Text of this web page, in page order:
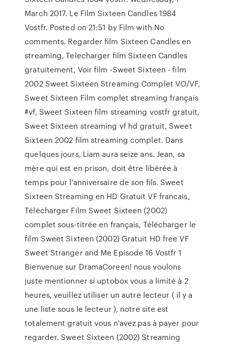
March 2017. Le Film Sixteen Candles 1984
Vostfr. Posted on 21:51 by Film with No
comments. Regarder film Sixteen Candles en
streaming, Telecharger film Sixteen Candles
gratuitement, Voir film -Sweet Sixteen - film
2002 Sweet Sixteen Streaming Complet VO/VF,
Sweet Sixteen Film complet streaming français
#vf, Sweet Sixteen film streaming vostfr gratuit,
Sweet Sixteen streaming vf hd gratuit, Sweet
Sixteen 2002 film streaming complet. Dans
quelques jours, Liam aura seize ans. Jean, sa
mère qui est en prison, doit être libérée à
temps pour l'anniversaire de son fils. Sweet
Sixteen Streaming en HD Gratuit VF francais,
Télécharger Film Sweet Sixteen (2002)
complet sous-titrée en français, Télécharger le
film Sweet Sixteen (2002) Gratuit HD free VF
Sweet Stranger and Me Episode 16 Vostfr 1
Bienvenue sur DramaCoreen! nous voulons
juste mentionner si uptobox vous a limité à 2
heures, veuillez utiliser un autre lecteur ( il y a
une liste sous le lecteur ), notre site est
totalement gratuit vous n'avez pas à payer pour
regarder. Sweet Sixteen (2002) Streaming